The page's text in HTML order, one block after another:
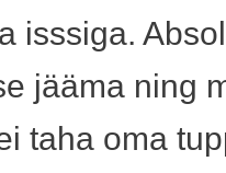
isssiga.
jääma ning
taha oma